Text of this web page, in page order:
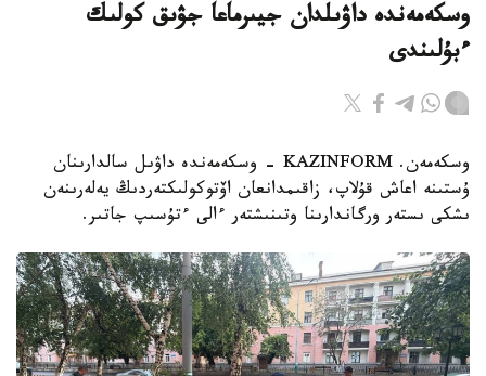
وسكەمەندە داۋىلدان جيىرماعا جۋىق كولىك
ءبۇلىندى
وسكەمەن. KAZINFORM - وسكەمەندە داۋىل سالدارىنان
ۇستىنە اعاش قۇلاپ، زاقىمدانعان اۆتوكولىكتەردىڭ يەلەرىنەن
ىشكى ىستەر ورگاندارىنا وتىنىشتەر ءالى ءتۇسىپ جاتىر.